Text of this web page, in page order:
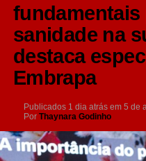
fundamentais
sanidade na
destaca
Embrapa
Publicados 1 dia atrás em 5 de
Por Thaynara Godinho